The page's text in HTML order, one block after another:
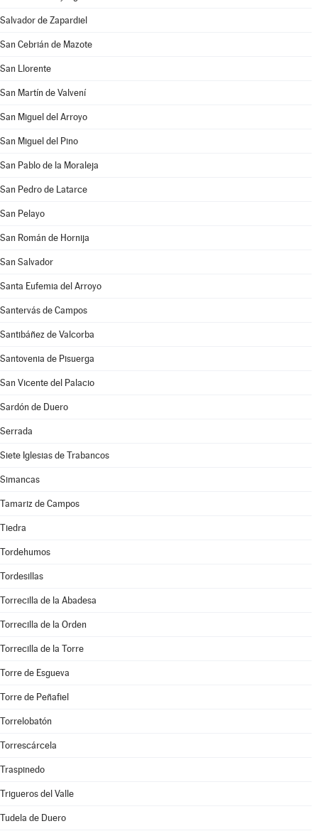
Salvador de Zapardiel
San Cebrián de Mazote
San Llorente
San Martín de Valvení
San Miguel del Arroyo
San Miguel del Pino
San Pablo de la Moraleja
San Pedro de Latarce
San Pelayo
San Román de Hornija
San Salvador
Santa Eufemia del Arroyo
Santervás de Campos
Santibáñez de Valcorba
Santovenia de Pisuerga
San Vicente del Palacio
Sardón de Duero
Serrada
Siete Iglesias de Trabancos
Simancas
Tamariz de Campos
Tiedra
Tordehumos
Tordesillas
Torrecilla de la Abadesa
Torrecilla de la Orden
Torrecilla de la Torre
Torre de Esgueva
Torre de Peñafiel
Torrelobatón
Torrescárcela
Traspinedo
Trigueros del Valle
Tudela de Duero